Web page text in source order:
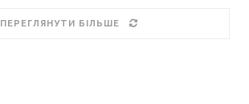
ПЕРЕГЛЯНУТИ БІЛЬШЕ